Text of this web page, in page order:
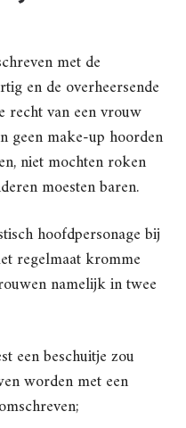
met de
en de overheersende
recht van een vrouw
geen make-up hoorden
niet mochten roken
moesten baren.
hoofdpersonage bij
regelmaat kromme
namelijk in twee
een beschuitje zou
worden met een